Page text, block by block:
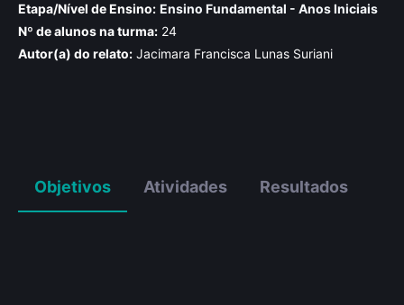
Etapa/Nível de Ensino: Ensino Fundamental - Anos Iniciais
Nº de alunos na turma: 24
Autor(a) do relato: Jacimara Francisca Lunas Suriani
Objetivos Atividades Resultados